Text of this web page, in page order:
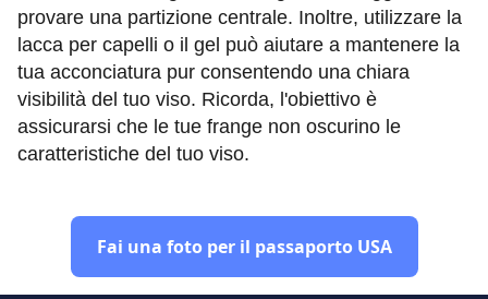
provare una partizione centrale. Inoltre, utilizzare la
lacca per capelli o il gel può aiutare a mantenere la
tua acconciatura pur consentendo una chiara
visibilità del tuo viso. Ricorda, l'obiettivo è
assicurarsi che le tue frange non oscurino le
caratteristiche del tuo viso.
Fai una foto per il passaporto USA